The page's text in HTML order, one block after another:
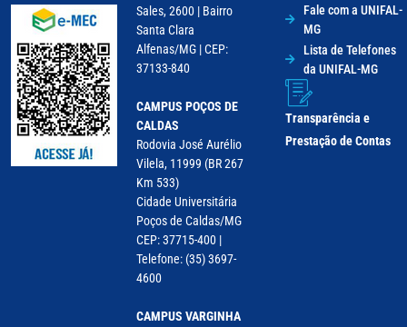
Sales, 2600 | Bairro
Santa Clara
Alfenas/MG | CEP:
37133-840
CAMPUS POÇOS DE
CALDAS
Rodovia José Aurélio
Vilela, 11999 (BR 267
Km 533)
Cidade Universitária
Poços de Caldas/MG
CEP: 37715-400 |
Telefone: (35) 3697-
4600
CAMPUS VARGINHA
Fale com a UNIFAL-
MG
Lista de Telefones
da UNIFAL-MG
Transparência e
Prestação de Contas